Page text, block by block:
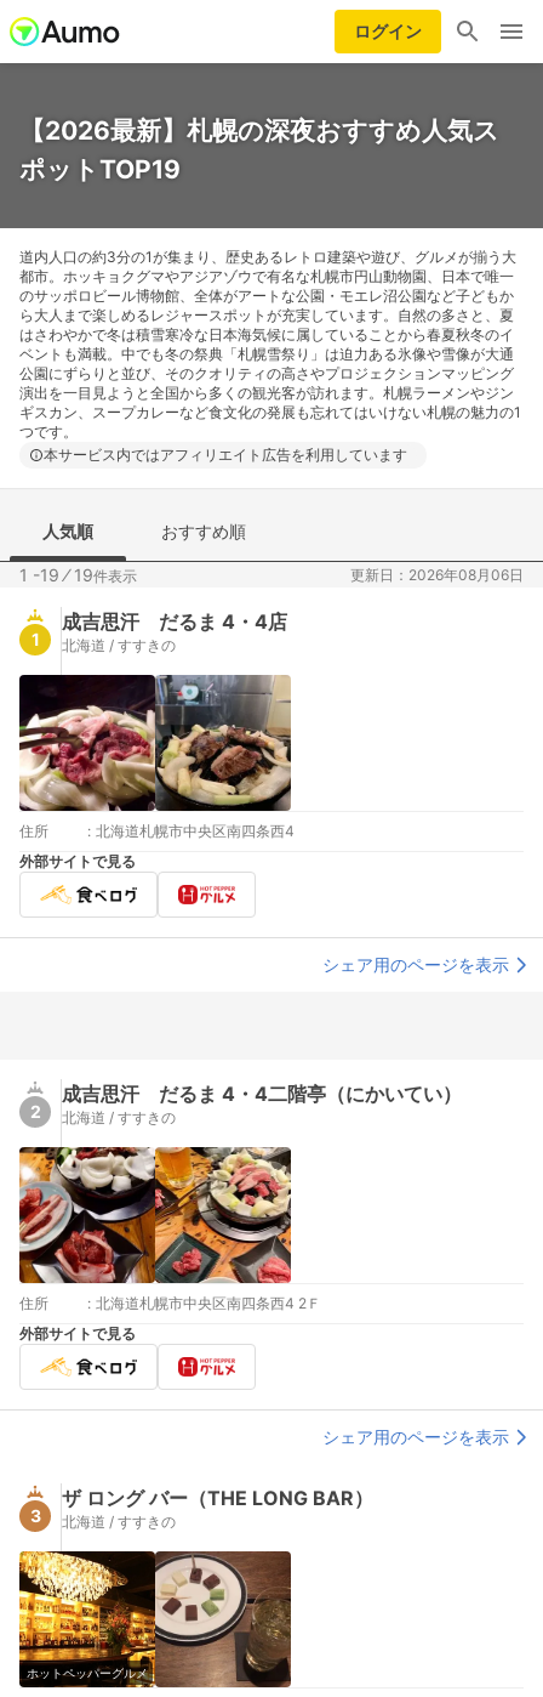
ログイン
【2026最新】札幌の深夜おすすめ人気ス
ポットTOP19
道内人口の約3分の1が集まり、歴史あるレトロ建築や遊び、グルメが揃う大
都市。ホッキョクグマやアジアゾウで有名な札幌市円山動物園、日本で唯一
のサッポロビール博物館、全体がアートな公園・モエレ沼公園など子どもか
ら大人まで楽しめるレジャースポットが充実しています。自然の多さと、夏
はさわやかで冬は積雪寒冷な日本海気候に属していることから春夏秋冬のイ
ベントも満載。中でも冬の祭典「札幌雪祭り」は迫力ある氷像や雪像が大通
公園にずらりと並び、そのクオリティの高さやプロジェクションマッピング
演出を一目見ようと全国から多くの観光客が訪れます。札幌ラーメンやジン
ギスカン、スープカレーなど食文化の発展も忘れてはいけない札幌の魅力の1
つです。
本サービス内ではアフィリエイト広告を利用しています
人気順 おすすめ順
1 -19 ⁄19件表示 更新日：2026年08月06日
1
成吉思汗 だるま 4・4店
北海道 / すすきの
住所 : 北海道札幌市中央区南四条西4
外部サイトで見る
シェア用のページを表示
2
成吉思汗 だるま 4・4二階亭（にかいてい）
北海道 / すすきの
住所 : 北海道札幌市中央区南四条西4 2Ｆ
外部サイトで見る
シェア用のページを表示
3
ザ ロング バー（THE LONG BAR）
北海道 / すすきの
ホットペッパーグルメ